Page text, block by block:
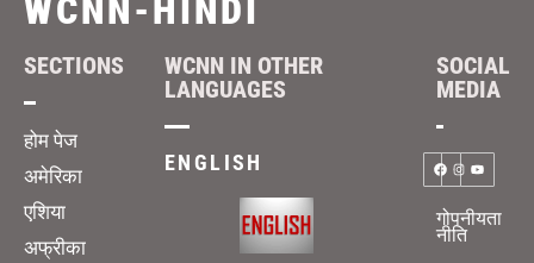
WCNN-HINDI
SECTIONS
होम पेज
अमेरिका
एशिया
अफ्रीका
WCNN IN OTHER
LANGUAGES
ENGLISH
SOCIAL
MEDIA
गोपनीयता
नीति